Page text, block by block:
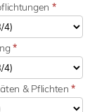
*
*
& Pflichten*